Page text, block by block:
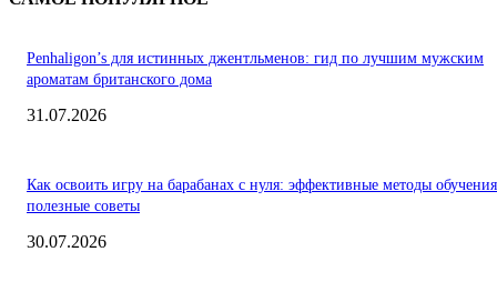
Penhaligon’s для истинных джентльменов: гид по лучшим мужским
ароматам британского дома
31.07.2026
Как освоить игру на барабанах с нуля: эффективные методы
полезные советы
30.07.2026